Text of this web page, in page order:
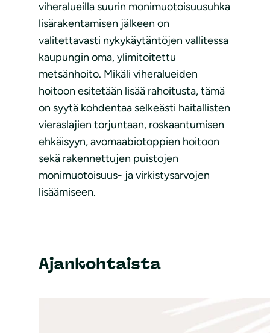
viheralueilla suurin monimuotoisuusuhka
lisärakentamisen jälkeen on
valitettavasti nykykäytäntöjen vallitessa
kaupungin oma, ylimitoitettu
metsänhoito. Mikäli viheralueiden
hoitoon esitetään lisää rahoitusta, tämä
on syytä kohdentaa selkeästi haitallisten
vieraslajien torjuntaan, roskaantumisen
ehkäisyyn, avomaabiotoppien hoitoon
sekä rakennettujen puistojen
monimuotoisuus- ja virkistysarvojen
lisäämiseen.
Ajankohtaista